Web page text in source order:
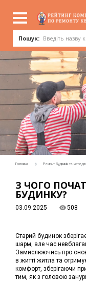
Пошук:
Головна Ремонт будинків та
З ЧОГО
БУДИНКУ?
03.09.2025 508
Старий будинок
шарм, але час
Замислюючись про
в житті житла та
комфорт, зберігаючи
тим, як з головою